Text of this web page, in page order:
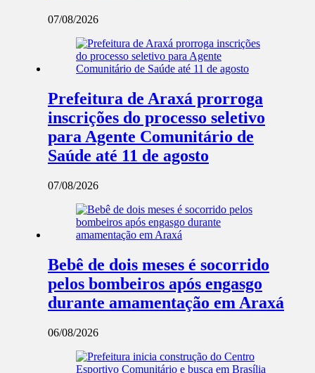
07/08/2026
Prefeitura de Araxá prorroga
inscrições do processo seletivo
para Agente Comunitário de
Saúde até 11 de agosto
07/08/2026
Bebê de dois meses é socorrido
pelos bombeiros após engasgo
durante amamentação em Araxá
06/08/2026